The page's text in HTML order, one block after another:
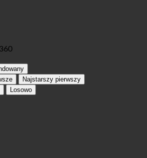
Najstarszy pierwszy
Losowo